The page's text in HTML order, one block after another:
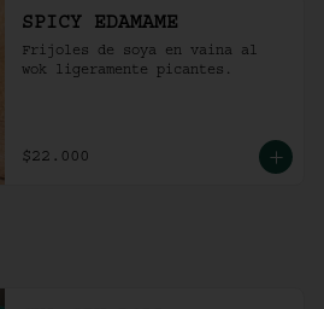
SPICY EDAMAME
Frijoles de soya en vaina al
wok ligeramente picantes.
$22.000